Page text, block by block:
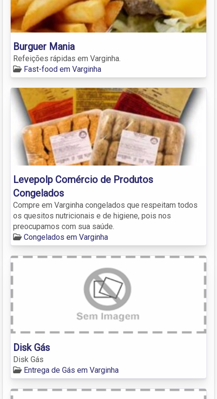
Burguer Mania
Refeições rápidas em Varginha.
Fast-food em Varginha
Levepolp Comércio de Produtos
Congelados
Compre em Varginha congelados que respeitam todos
os quesitos nutricionais e de higiene, pois nos
preocupamos com sua saúde.
Congelados em Varginha
Disk Gás
Disk Gás
Entrega de Gás em Varginha